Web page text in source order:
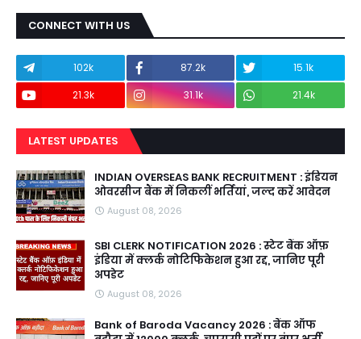
CONNECT WITH US
102k 87.2k
15.1k
21.3k
31.1k 21.4k
LATEST UPDATES
INDIAN OVERSEAS BANK RECRUITMENT : इंडियन
ओवरसीज बैंक में निकलीं भर्तियां, जल्द करें आवेदन
August 08, 2026
SBI CLERK NOTIFICATION 2026 : स्टेट बैंक ऑफ़
इंडिया में क्लर्क नोटिफिकेशन हुआ रद्द, जानिए पूरी
अपडेट
August 08, 2026
Bank of Baroda Vacancy 2026 : बैंक ऑफ